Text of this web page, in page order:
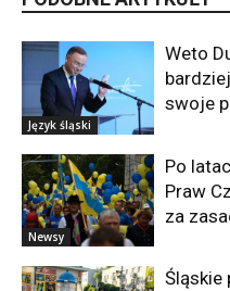
Język śląski
Weto
swoje
Newsy
Po
Praw
za
Śląskie